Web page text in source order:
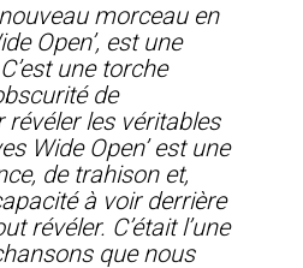
morceau en
Open’, est une
une torche
de
révéler les véritables
Wide Open’ est une
de trahison et,
à voir derrière
révéler. C’était l’une
que nous